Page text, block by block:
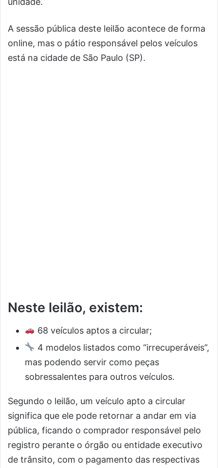
A sessão pública deste leilão acontece de forma
online, mas o pátio responsável pelos veículos
está na cidade de São Paulo (SP).
Neste leilão, existem:
68 veículos aptos a circular;
4 modelos listados como “irrecuperáveis”,
mas podendo servir como peças
sobressalentes para outros veículos.
Segundo o leilão, um veículo apto a circular
significa que ele pode retornar a andar em via
pública, ficando o comprador responsável pelo
registro perante o órgão ou entidade executivo
de trânsito, com o pagamento das respectivas